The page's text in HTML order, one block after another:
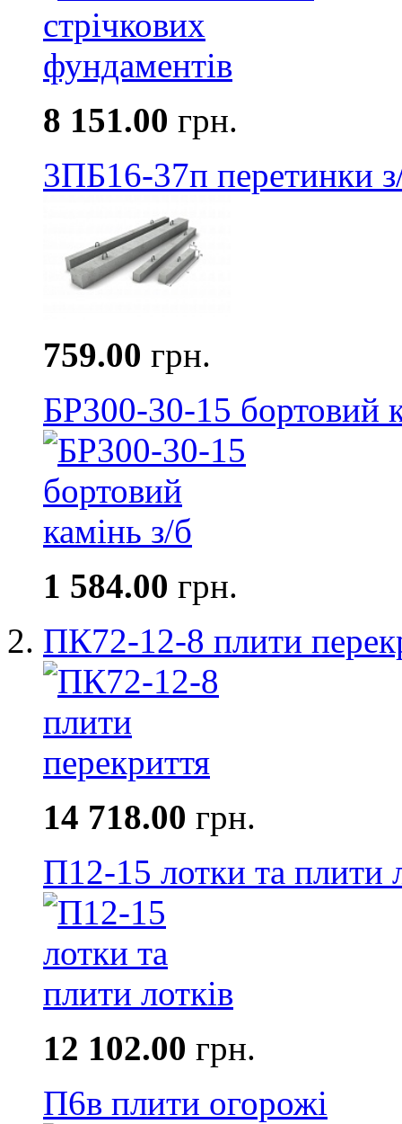
8 151.00 грн.
3ПБ16-37п перетинки
759.00 грн.
БР300-30-15 бортовий
1 584.00 грн.
ПК72-12-8 плити
14 718.00 грн.
П12-15 лотки та плити
12 102.00 грн.
П6в плити огорожі